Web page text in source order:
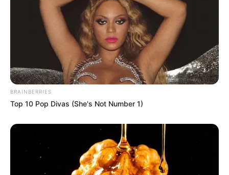
DESTAQUES
FACEBOOK
Agente de Saúde é indiciada por falsificar
visitas que nunca aconteceram.
BRAINBERRIES
Top 10 Pop Divas (She's Not Number 1)